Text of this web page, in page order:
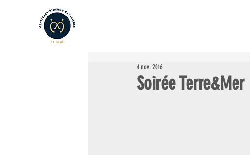
Soirée Terre&Mer
4 nov. 2016